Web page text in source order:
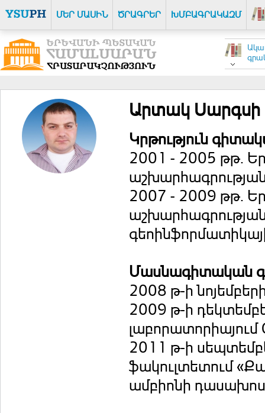
ՄԵՐ ՄԱՍԻՆ ԾՐԱԳՐԵՐ ԽՄԲԱԳՐԱԿԱԶՄ
Արտակ Սարգսի
Կրթություն
2001 - 2005 թթ.
2007 - 2009 թթ.
Մասնագիտական
2008 թ-ի
2009 թ-ի
լաբորատորիայում
2011 թ-ի
ֆակուլտետում
ամբիոնի դասախոս